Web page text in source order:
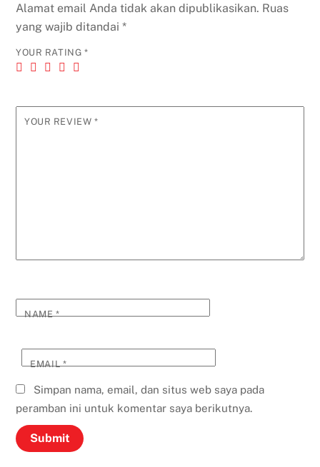
Alamat email Anda tidak akan dipublikasikan. Ruas
yang wajib ditandai*
YOUR RATING *
YOUR REVIEW *
NAME*
EMAIL*
Simpan nama, email, dan situs web saya pada
peramban ini untuk komentar saya berikutnya.